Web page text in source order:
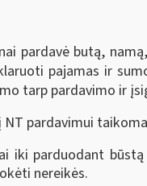
pardavė butą,
pajamas ir
tarp pardavimo ir
pardavimui
iki parduodant
nereikės.